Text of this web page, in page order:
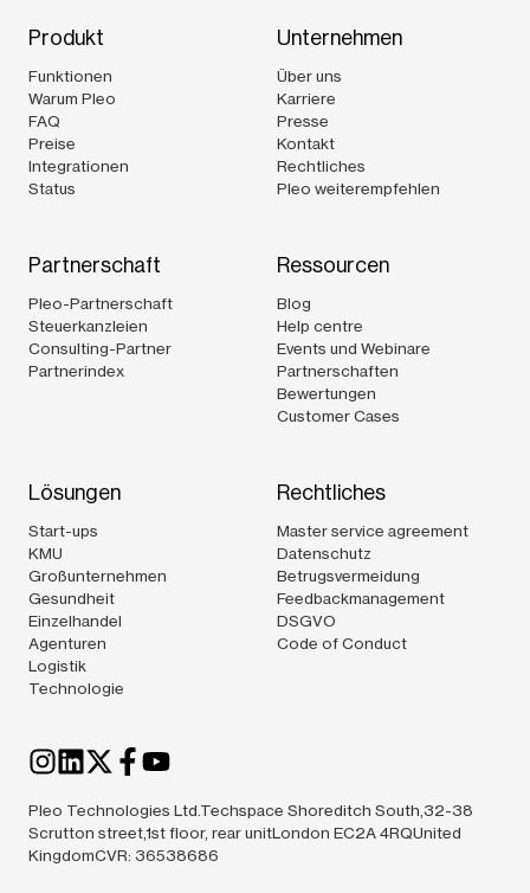
Produkt
Funktionen
Warum Pleo
FAQ
Preise
Integrationen
Status
Unternehmen
Über uns
Karriere
Presse
Kontakt
Rechtliches
Pleo weiterempfehlen
Partnerschaft
Pleo-Partnerschaft
Steuerkanzleien
Consulting-Partner
Partnerindex
Ressourcen
Blog
Help centre
Events und Webinare
Partnerschaften
Bewertungen
Customer Cases
Lösungen
Start-ups
KMU
Großunternehmen
Gesundheit
Einzelhandel
Agenturen
Logistik
Technologie
Rechtliches
Master service agreement
Datenschutz
Betrugsvermeidung
Feedbackmanagement
DSGVO
Code of Conduct
Pleo Technologies Ltd.Techspace Shoreditch South,32-38
Scrutton street,1st floor, rear unitLondon EC2A 4RQUnited
KingdomCVR: 36538686